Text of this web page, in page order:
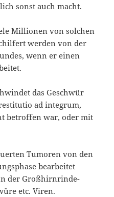
sonst auch macht.
Millionen von solchen
werden von der
wenn er einen
das Geschwür
ad integrum,
betroffen war, oder mit
Tumoren von den
bearbeitet
der Großhirnrinde-
etc. Viren.